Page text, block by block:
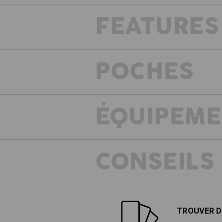
FEATURES
POCHES
TROUVER